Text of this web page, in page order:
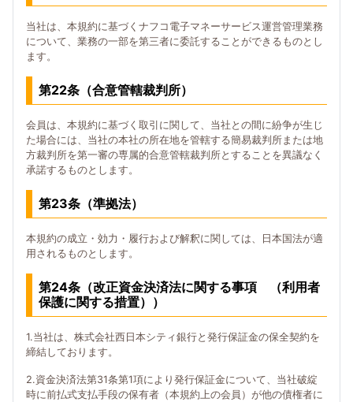
当社は、本規約に基づくナフコ電子マネーサービス運営管理業務
について、業務の一部を第三者に委託することができるものとし
ます。
第22条（合意管轄裁判所）
会員は、本規約に基づく取引に関して、当社との間に紛争が生じ
た場合には、当社の本社の所在地を管轄する簡易裁判所または地
方裁判所を第一審の専属的合意管轄裁判所とすることを異議なく
承諾するものとします。
第23条（準拠法）
本規約の成立・効力・履行および解釈に関しては、日本国法が適
用されるものとします。
第24条（改正資金決済法に関する事項 （利用者
保護に関する措置））
1.当社は、株式会社西日本シティ銀行と発行保証金の保全契約を
締結しております。
2.資金決済法第31条第1項により発行保証金について、当社破綻
時に前払式支払手段の保有者（本規約上の会員）が他の債権者に